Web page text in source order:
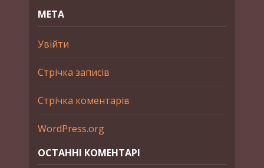
МЕТА
Увійти
Стрічка записів
Стрічка коментарів
WordPress.org
ОСТАННІ КОМЕНТАРІ